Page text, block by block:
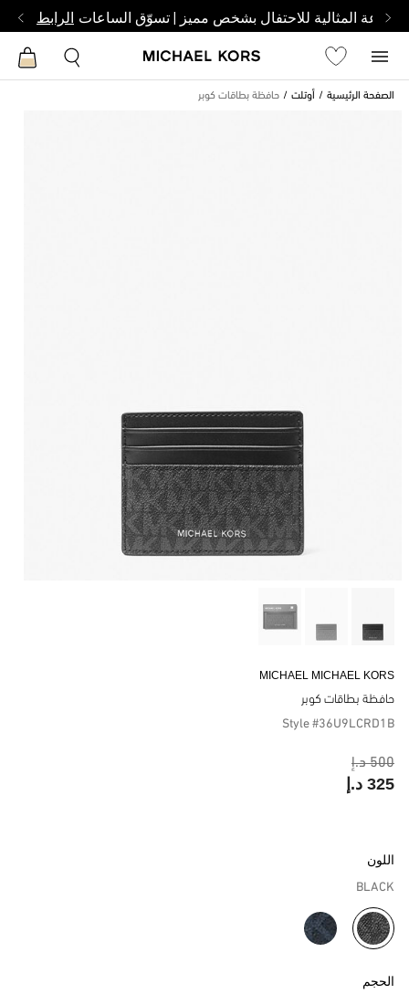
الساعة المثالية للاحتفال بشخص مميز | تسوّق الساعات الرابط
الصفحة الرئيسية أوتلت حافظة بطاقات كوبر
MICHAEL MICHAEL KORS
حافظة بطاقات كوبر
Style #36U9LCRD1B
500 د.إ
325 د.إ
اللون
BLACK
مختار
الحجم